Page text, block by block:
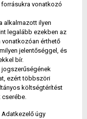
forrásukra vonatkozó
alkalmazott ilyen
legalább ezekben az
érthető
jelentőséggel, és
bír.
ezért többszöri
költségtérítést
cserébe.
úgy